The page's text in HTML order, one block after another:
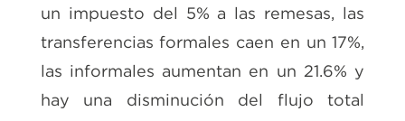
un impuesto del 5% a las remesas, las
transferencias formales caen en un 17%,
las informales aumentan en un 21.6% y
hay una disminución del flujo total